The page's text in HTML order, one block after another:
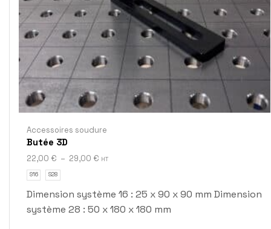
Accessoires soudure
Butée 3D
22,00 € – 29,00 € HT
S16 S28
Dimension système 16 : 25 x 90 x 90 mm Dimension
système 28 : 50 x 180 x 180 mm